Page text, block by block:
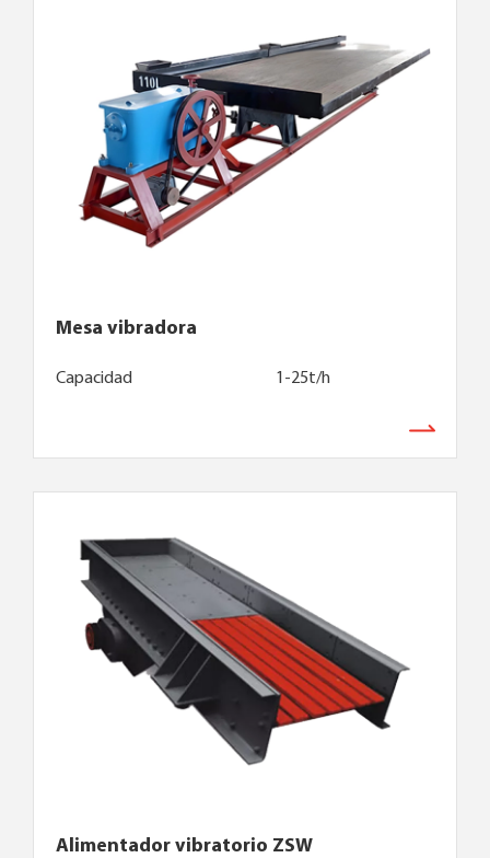
Mesa vibradora
Capacidad 1-25t/h
Alimentador vibratorio ZSW